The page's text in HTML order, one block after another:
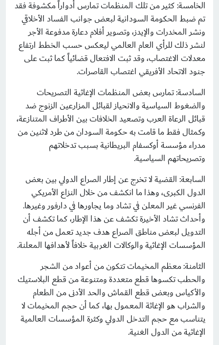
الخامسة: كثير من تلك المنظمات تمارس أدواراً مكشوفة فقد
تم ضبط الحكومة السودانية لبعض جوانب الفساد الأخلاقي
ونشر المخدرات والإيدز، وتصوير أفلام دعارة مدفوعة الأجر
لنشر ذلك للرأي العام العالمي ليعكس حسب الخطط ارتفاع
معدلات الاغتصاب، وقد ثبت الافتعال قضائياً كما ثبت على
جنود الاتحاد الأفريقي اغتصاب القاصرات.
السادسة: تمارس بعض المنظمات الإغاثية التصريحات
والضغوط السياسية والانحياز لقبائل المزارعين الزنوج ضد
قبائل الرعاة العرب وتصعيد الخلافات بين الأطراف المتنازعة،
وكمثال فقط ما قامت به حكومة السودان من طرد لاثنين من
مدراء مؤسسة أوكسفام البريطانية بسبب تدخلاتهم
وتصريحاتهم السياسية.
السابعة: القضية لا تخرج عن إطار الصراع الدولي بين بعض
الدول الكبرى، وهذا ما انكشف من خلال النزاع الأمريكي
الفرنسي غير المعلن في تشاد وما يجاورها في دارفور وغيرها.
وأحداث تشاد الأخيرة تكشف عن هذا الإطار، كما تكشف أن
التدويل لبعض مناطق الصراع هدف جديد تعمل من أجله
المؤسسات الإغاثية والوكالات الغربية خلافاً لأهدافها المعلنة.
الثامنة: معظم المخيمات تتكون من أعواد من الشجر
والحطب تكسوها قطع متعددة ومتنوعة من قطع البلاستيك
والأكياس وبعض قطع القماش والحد الأدنى من الطعام
والشراب هو الإغاثة المعمول بها، كما أن حجم المخيمات لا
يتناسب مع حجم التدخل الدولي وكثرة المؤسسات العالمية
الإغاثية من الدول الغنية.